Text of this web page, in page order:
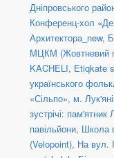
Дніпровського
Конференц-хол
Архитектора_new,
МЦКМ (Жовтневий
KACHELI, Etiqkate
українського
«Сільпо», м.
зустрічі:
павільйони, Школа
(Velopoint), На вул.